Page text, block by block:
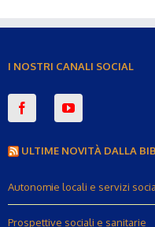
I NOSTRI CANALI SOCIAL
ULTIME NOVITÀ DALLA
Autonomie locali e servizi
Prospettive sociali e sanitarie